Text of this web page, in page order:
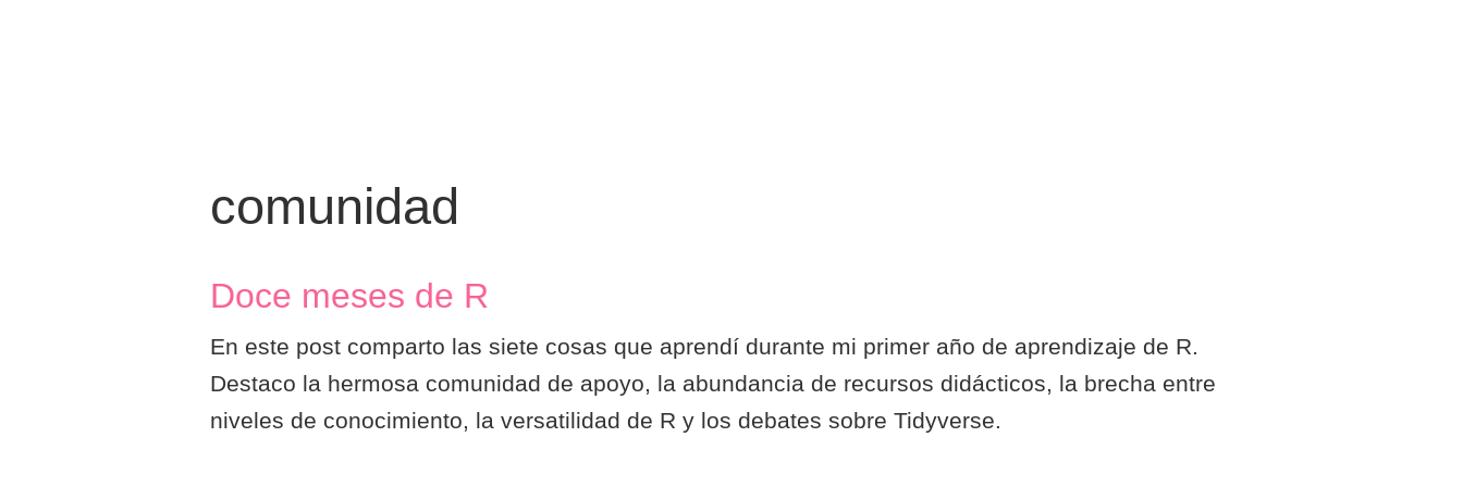
comunidad
Doce meses de R
En este post comparto las siete cosas que aprendí durante mi primer año de aprendizaje de R.
Destaco la hermosa comunidad de apoyo, la abundancia de recursos didácticos, la brecha entre
niveles de conocimiento, la versatilidad de R y los debates sobre Tidyverse.